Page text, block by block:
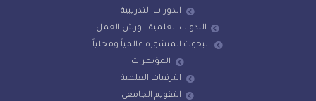
الدورات التدريبية
الندوات العلمية - ورش العمل
البحوث المنشورة عالمياً ومحلياً
الترقيات العلمية
التقويم الجامعي